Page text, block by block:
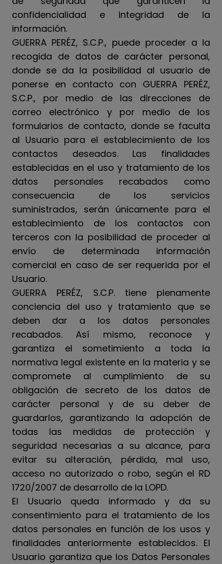
confidencialidad e integridad de la
información.
GUERRA PERÉZ, S.C.P., puede proceder a la
recogida de datos de carácter personal,
donde se da la posibilidad al usuario de
ponerse en contacto con GUERRA PERÉZ,
S.C.P., por medio de las direcciones de
correo electrónico y por medio de los
formularios de contacto, donde se faculta
al Usuario para el establecimiento de los
contactos deseados. Las finalidades
establecidas en el uso y tratamiento de los
datos personales recabados como
consecuencia de los servicios
suministrados, serán únicamente para el
establecimiento de los contactos con
terceros con la posibilidad de proceder al
envío de determinada información
comercial en caso de ser requerida por el
Usuario.
GUERRA PERÉZ, S.C.P. tiene plenamente
conciencia del uso y tratamiento que se
deben dar a los datos personales
recabados. Así mismo, reconoce y
garantiza el sometimiento a toda la
normativa legal existente en la materia y se
compromete al cumplimiento de su
obligación de secreto de los datos de
carácter personal y de su deber de
guardarlos, garantizando la adopción de
todas las medidas de protección y
seguridad necesarias a su alcance, para
evitar su alteración, pérdida, mal uso,
acceso no autorizado o robo, según el RD
1720/2007 de desarrollo de la LOPD.
El Usuario queda informado y da su
consentimiento para el tratamiento de los
datos personales en función de los usos y
finalidades anteriormente establecidos. El
Usuario garantiza que los Datos Personales